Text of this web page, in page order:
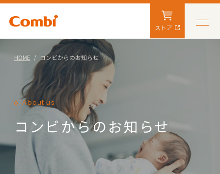
ストア
HOME コンビからのお知らせ
About us
コンビからのお知らせ